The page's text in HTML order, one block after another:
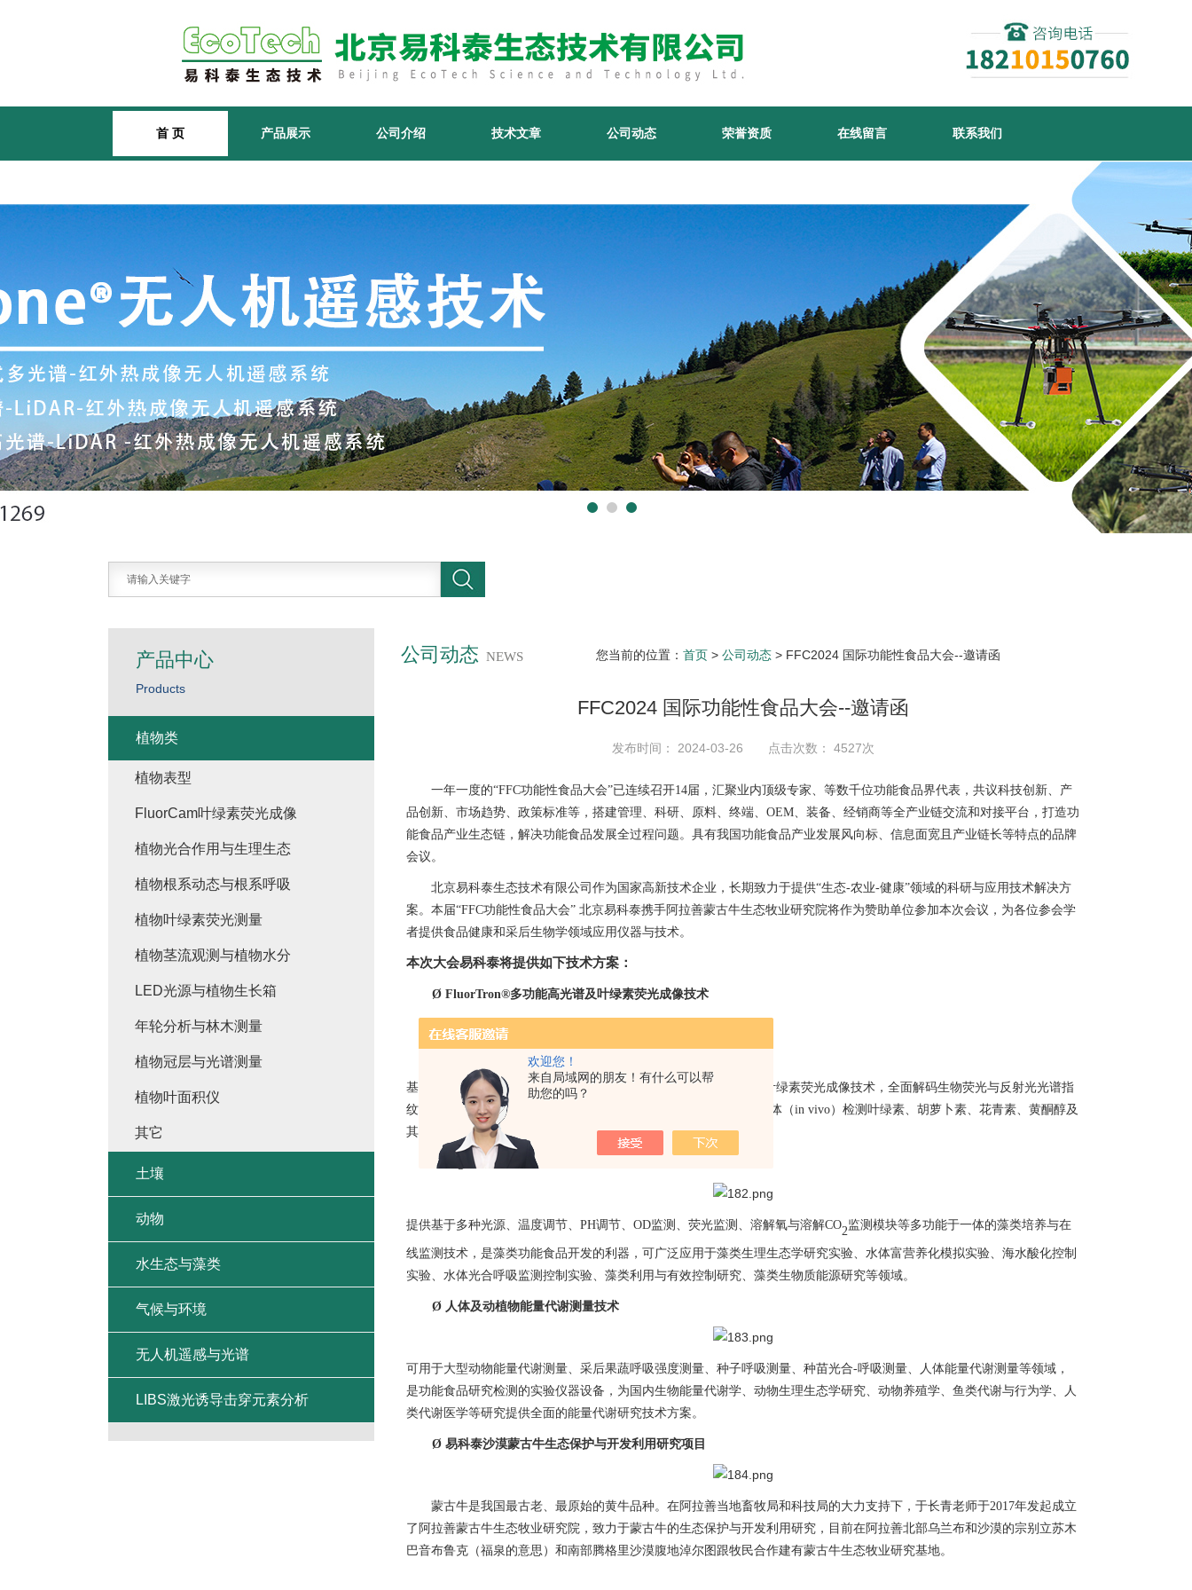
欢迎您！
来自局域网的朋友！有什么可以帮
助您的吗？
首 页 产品展示 公司介绍 技术文章 公司动态 荣誉资质 在线留言 联系我们
公司动态 NEWS 您当前的位置： 首页 > 公司动态 > FFC2024 国际功能性食品大会--邀请函
FFC2024 国际功能性食品大会--邀请函
发布时间： 2024-03-26 点击次数： 4527次
一年一度的“FFC功能性食品大会”已连续召开14届，汇聚业内顶级专家、等数千位功能食品界代表，共议科技创新、产
品创新、市场趋势、政策标准等，搭建管理、科研、原料、终端、 OEM、装备、经销商等全产业链交流和对接平台，打造功
能食品产业生态链，解决功能食品发展全过程问题。具有我国功能食品产业发展风向标、信息面宽且产业链长等特点的品牌
会议。
北京易科泰生态技术有限公司作为国家高新技术企业，长期致力于提供“生态-农业-健康”领域的科研与应用技术解决方
案。本届“FFC功能性食品大会” 北京易科泰携手阿拉善蒙古牛生态牧业研究院将作为赞助单位参加本次会议，为各位参会学
者提供食品健康和采后生物学领域应用仪器与技术。
本次大会易科泰将提供如下技术方案：
Ø FluorTron®多功能高光谱及叶绿素荧光成像技术
基于高光谱成像、多光谱成像、UV-MCF 生物荧光成像、多激发光叶绿素荧光成像技术 ，全面解码生物荧光与反射光光谱指
纹，变不可见为可见，非损伤
非接触、数字化、可视化、高通量活体（in vivo）检测叶绿素、胡萝卜素、花青素、黄酮醇及
其它次级代谢产物（生物活性成分的主要来源）等。
Ø AlgaTech光养生物反应器技术
提供基于多种光源、温度调节、 PH调节、 OD监测、荧光监测、 溶解氧与溶解CO2监测模块等多功能于一体的藻类培养与在
线监测 技术 ，是藻类功能食品开发的利器 ，可广泛应用于藻类生理生态学研究实验、水体富营养化模拟实验、海水酸化控制
实验、水体光合呼吸监测控制实验、藻类利用与有效控制研究、藻类生物质能源研究等领域。
Ø 人体及动植物能量代谢测量技术
可用于大型动物能量代谢测量、采后果蔬呼吸强度测量、种子呼吸测量、种苗光合-呼吸测量、 人体能量代谢测量等领域，
是功能食品研究检测的实验仪器设备 ，为国内生物能量代谢学、动物生理生态学研究、动物养殖学、鱼类代谢与行为学、人
类代谢医学等研究提供全面的能量代谢研究技术方案。
Ø 易科泰沙漠蒙古牛生态保护与开发利用研究项目
蒙古牛是我国最古老、最原始的黄牛品种。在阿拉善当地畜牧局和科技局的大力支持下，于长青老师于2017年发起成立
了阿拉善蒙古牛生态牧业研究院，致力于蒙古牛的生态保护与开发利用研究，目前在阿拉善北部乌兰布和沙漠的宗别立苏木
巴音布鲁克（福泉的意思）和南部腾格里沙漠腹地淖尔图跟牧民合作建有蒙古牛生态牧业研究基地。
产品中心
Products
植物类
植物表型
FluorCam叶绿素荧光成像
植物光合作用与生理生态
植物根系动态与根系呼吸
植物叶绿素荧光测量
植物茎流观测与植物水分
LED光源与植物生长箱
年轮分析与林木测量
植物冠层与光谱测量
植物叶面积仪
其它
土壤
动物
水生态与藻类
气候与环境
无人机遥感与光谱
LIBS激光诱导击穿元素分析